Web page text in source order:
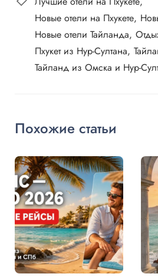
Новые отели на Пхукете
Новые отели Тайланда
Пхукет из Нур-Султана
Тайланд из Омска и Нур-
Похожие статьи